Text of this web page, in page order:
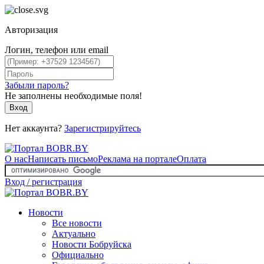
Авторизация
Логин, телефон или email
Забыли пароль?
Не заполнены необходимые поля!
Вход
Нет аккаунта? Зарегистрируйтесь
О насНаписать письмоРеклама на порталеОплата
Вход / регистрация
Новости
Все новости
Актуально
Новости Бобруйска
Официально